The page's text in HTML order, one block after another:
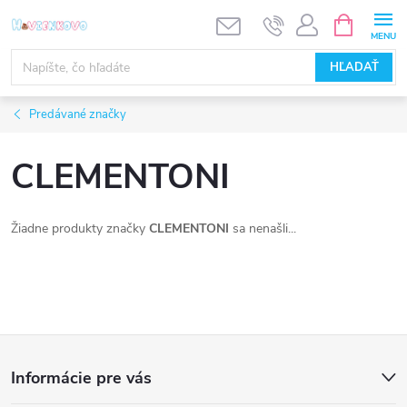
na
obsah
HĽADAŤ
KOŠÍK
Predávané značky
CLEMENTONI
Žiadne produkty značky CLEMENTONI sa nenašli...
Informácie pre vás